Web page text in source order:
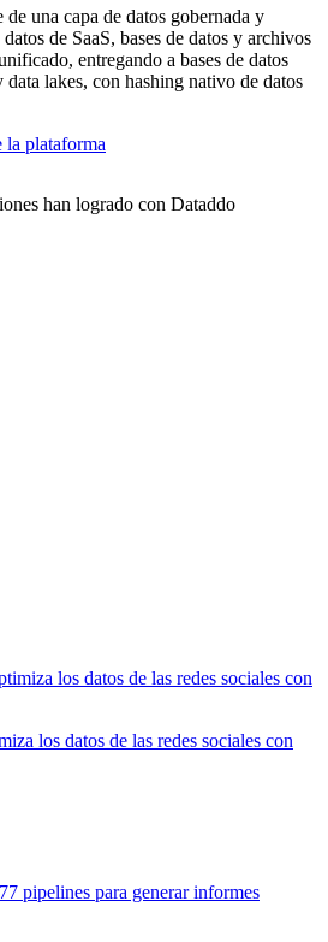
una capa de datos gobernada y
de SaaS, bases de datos y archivos
entregando a bases de datos
data lakes, con hashing nativo de datos
la plataforma
han logrado con Dataddo
los datos de las redes sociales con